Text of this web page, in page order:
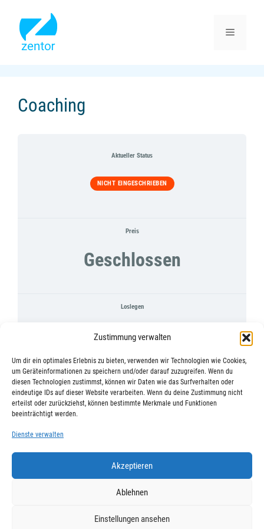
Zustimmung verwalten
Um dir ein optimales Erlebnis zu bieten, verwenden wir Technologien wie Cookies,
um Geräteinformationen zu speichern und/oder darauf zuzugreifen. Wenn du
diesen Technologien zustimmst, können wir Daten wie das Surfverhalten oder
eindeutige IDs auf dieser Website verarbeiten. Wenn du deine Zustimmung nicht
erteilst oder zurückziehst, können bestimmte Merkmale und Funktionen
beeinträchtigt werden.
Dienste verwalten
Akzeptieren
Ablehnen
Einstellungen ansehen
springen
Menü
Coaching
Aktueller Status
NICHT EINGESCHRIEBEN
Preis
Geschlossen
Loslegen
Dieser kurs ist derzeit geschlossen
Datenschutz AGB Impressum